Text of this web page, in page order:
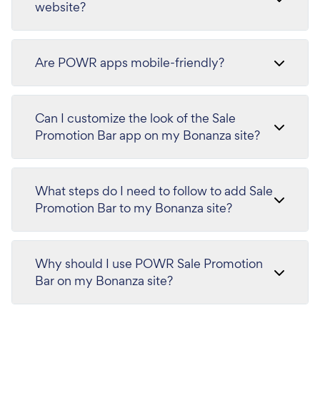
website?
Are POWR apps mobile-friendly?
Can I customize the look of the Sale
Promotion Bar app on my Bonanza site?
What steps do I need to follow to add Sale
Promotion Bar to my Bonanza site?
Why should I use POWR Sale Promotion
Bar on my Bonanza site?